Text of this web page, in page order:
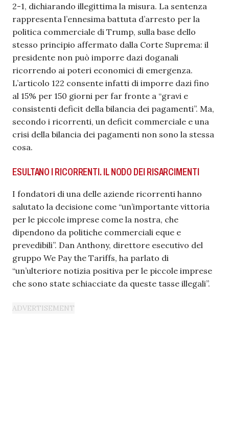
2-1, dichiarando illegittima la misura. La sentenza
rappresenta l’ennesima battuta d’arresto per la
politica commerciale di Trump, sulla base dello
stesso principio affermato dalla Corte Suprema: il
presidente non può imporre dazi doganali
ricorrendo ai poteri economici di emergenza.
L’articolo 122 consente infatti di imporre dazi fino
al 15% per 150 giorni per far fronte a “gravi e
consistenti deficit della bilancia dei pagamenti”. Ma,
secondo i ricorrenti, un deficit commerciale e una
crisi della bilancia dei pagamenti non sono la stessa
cosa.
ESULTANO I RICORRENTI. IL NODO DEI RISARCIMENTI
I fondatori di una delle aziende ricorrenti hanno
salutato la decisione come “un’importante vittoria
per le piccole imprese come la nostra, che
dipendono da politiche commerciali eque e
prevedibili”. Dan Anthony, direttore esecutivo del
gruppo We Pay the Tariffs, ha parlato di
“un’ulteriore notizia positiva per le piccole imprese
che sono state schiacciate da queste tasse illegali”.